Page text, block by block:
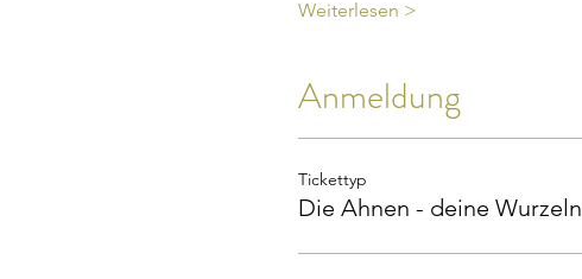
Weiterlesen >
Anmeldung
Tickettyp
Die Ahnen - deine Wurzeln